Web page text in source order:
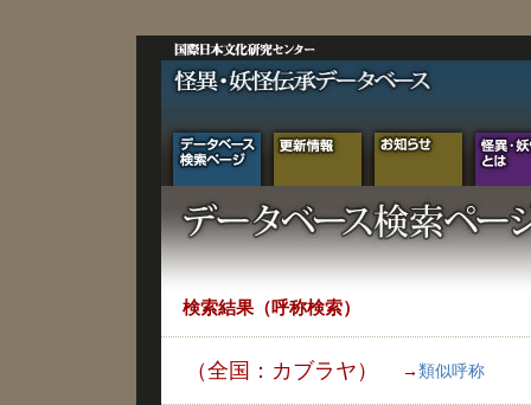
検索結果（呼称検索）
（全国：カブラヤ） → 類似呼称